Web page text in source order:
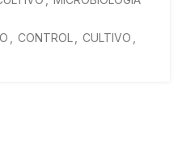
CONTROL CULTIVO